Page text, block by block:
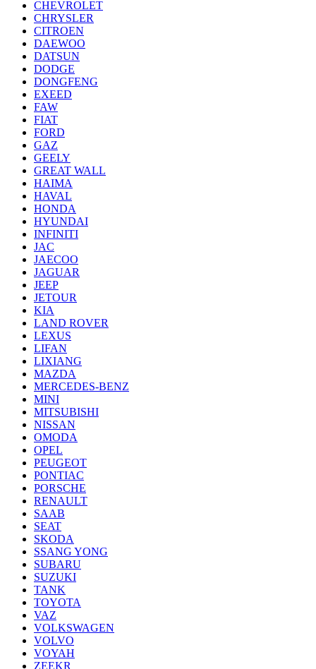
CHEVROLET
CHRYSLER
CITROEN
DAEWOO
DATSUN
DODGE
DONGFENG
EXEED
FAW
FIAT
FORD
GAZ
GEELY
GREAT WALL
HAIMA
HAVAL
HONDA
HYUNDAI
INFINITI
JAC
JAECOO
JAGUAR
JEEP
JETOUR
KIA
LAND ROVER
LEXUS
LIFAN
LIXIANG
MAZDA
MERCEDES-BENZ
MINI
MITSUBISHI
NISSAN
OMODA
OPEL
PEUGEOT
PONTIAC
PORSCHE
RENAULT
SAAB
SEAT
SKODA
SSANG YONG
SUBARU
SUZUKI
TANK
TOYOTA
VAZ
VOLKSWAGEN
VOLVO
VOYAH
ZEEKR